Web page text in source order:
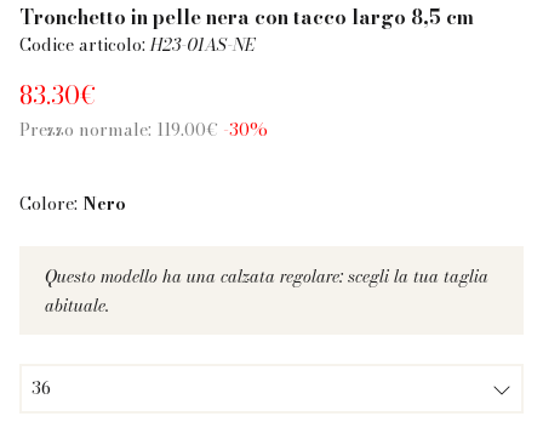
Tronchetto in pelle nera con tacco largo 8,5 cm
Codice articolo:H23-01AS-NE
83.30€
Prezzo normale: 119.00€ -30%
Colore: Nero
Questo modello ha una calzata regolare: scegli la tua taglia
abituale.
36